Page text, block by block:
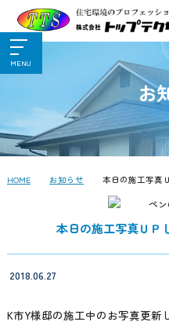
MENU
お
HOME お知らせ 本日の施工写
本日の施工写真Ｕ
2018.06.27
K市Y様邸の施工中のお写真更